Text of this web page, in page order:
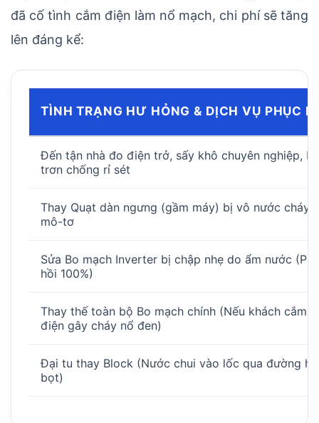
đã cố tình cắm điện làm nổ mạch, chi phí sẽ tăng
lên đáng kể:
TÌNH TRẠNG HƯ HỎNG & DỊCH VỤ PHỤC
Đến tận nhà đo điện trở, sấy khô chuyên nghiệp,
trơn chống rỉ sét
Thay Quạt dàn ngưng (gầm máy) bị vô nước cháy
mô-tơ
Sửa Bo mạch Inverter bị chập nhẹ do ẩm nước
hồi 100%)
Thay thế toàn bộ Bo mạch chính (Nếu khách cắm
điện gây cháy nổ đen)
Đại tu thay Block (Nước chui vào lốc qua đường
bọt)